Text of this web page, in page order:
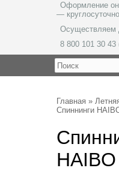
Оформление
— круглосуточно
Осуществляем
8 800 101 30
Главная »
Спиннинги
HAIBO